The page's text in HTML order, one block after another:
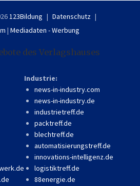
123Bildung
Datenschutz
| Mediadaten - Werbung
des Verlagshauses
Industrie:
news-in-industry.com
news-in-industry.de
industrietreff.de
packtreff.de
blechtreff.de
automatisierungstreff.de
innovations-intelligenz.de
logistiktreff.de
88energie.de